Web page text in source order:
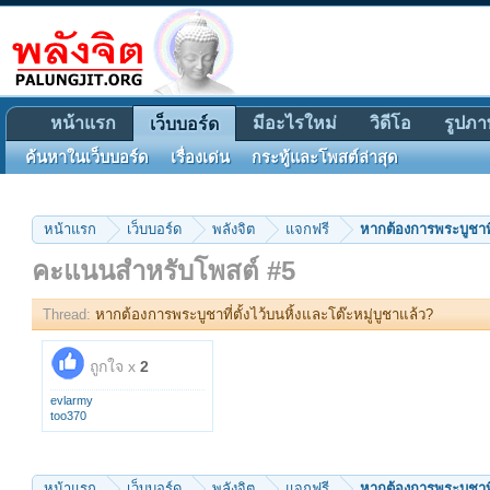
หน้าแรก เว็บบอร์ด พลังจิต แจกฟรี หากต้องการพระบูช
คะแนนสำหรับโพสต์ #5
Thread: หากต้องการพระบูชาที่ตั้งไว้บนหิ้งและโต๊ะหมู่บูชาแล้ว?
ถูกใจ x 2
evlarmy
too370
หน้าแรก เว็บบอร์ด
ค้นหาในเว็บบอร์ด เรื่องเด่น กระทู้และโพสต์ล่าสุด
มีอะไรใหม่ วิดีโอ รูปภ